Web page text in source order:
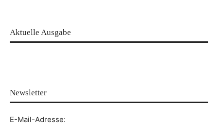
Aktuelle Ausgabe
Newsletter
E-Mail-Adresse: